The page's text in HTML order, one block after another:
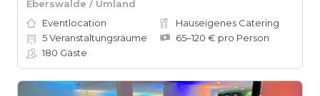
Eberswalde / Umland
Eventlocation
Hauseigenes Catering
5Veranstaltungsräume
65–120 € pro Person
180 Gäste